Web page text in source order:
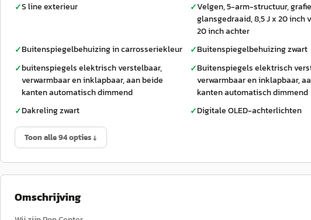
✓S line exterieur ✓Velgen, 5-arm-structuur,
glansgedraaid, 8,5 J x 20 inch
20 inch achter
✓Buitenspiegelbehuizing in carrosseriekleur ✓Buitenspiegelbehuizing zwart
✓buitenspiegels elektrisch verstelbaar,
verwarmbaar en inklapbaar, aan beide
kanten automatisch dimmend
✓Buitenspiegels elektrisch
verwarmbaar en inklapbaar,
kanten automatisch dimmend
✓Dakreling zwart ✓Digitale OLED-achterlichten
Toon alle 94 opties ↓
Omschrijving